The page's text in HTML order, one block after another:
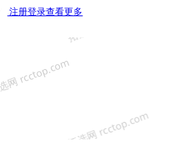
注册登录查看更多